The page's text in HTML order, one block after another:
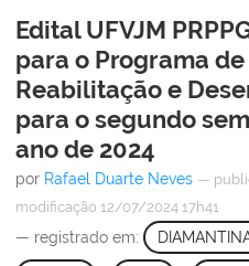
Edital UFVJM
para o Programa
Reabilitação e
para o segundo
ano de 2024
por Rafael Duarte Neves —
modificação 12/07/2024 17h41
— registrado em: